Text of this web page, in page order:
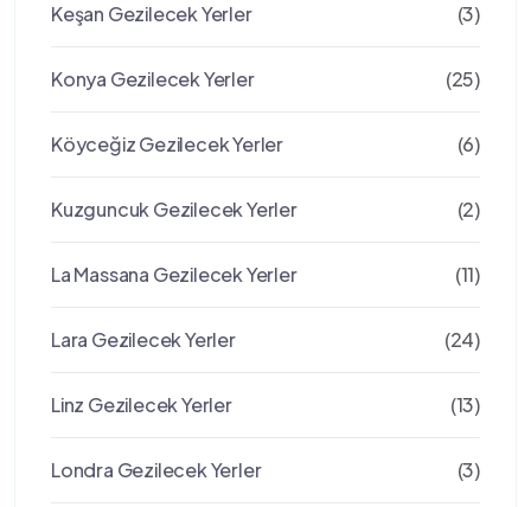
Keşan Gezilecek Yerler (3)
Konya Gezilecek Yerler (25)
Köyceğiz Gezilecek Yerler (6)
Kuzguncuk Gezilecek Yerler (2)
La Massana Gezilecek Yerler (11)
Lara Gezilecek Yerler (24)
Linz Gezilecek Yerler (13)
Londra Gezilecek Yerler (3)